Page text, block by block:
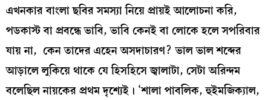
এখনকার বাংলা ছবির সমস্যা নিয়ে প্রায়ই আলোচনা করি,
পডকাস্ট বা প্রবন্ধে ভাবি, ভাবি কেনই বা লোকে হলে সপরিবার
যায় না, কেন তাদের এহেন অসদাচারণ? ভাল ভাল শব্দের
আড়ালে লুকিয়ে থাকে যে হিসহিসে জ্বালাটা, সেটা অরিন্দম
বলেছিল নায়কের প্রথম দৃশ্যেই। ‘শালা পাবলিক, হুইমজিক্যাল,